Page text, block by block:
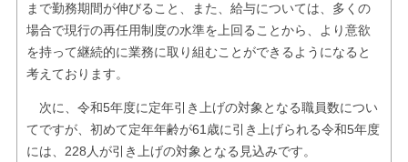
まで勤務期間が伸びること、また、給与については、多くの
場合で現行の再任用制度の水準を上回ることから、より意欲
を持って継続的に業務に取り組むことができるようになると
考えております。
次に、令和5年度に定年引き上げの対象となる職員数につい
てですが、初めて定年年齢が61歳に引き上げられる令和5年度
には、228人が引き上げの対象となる見込みです。